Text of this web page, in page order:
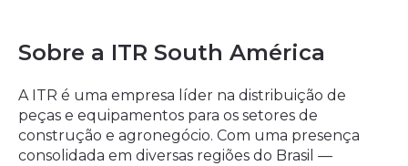
Sobre a ITR South América
A ITR é uma empresa líder na distribuição de
peças e equipamentos para os setores de
construção e agronegócio. Com uma presença
consolidada em diversas regiões do Brasil —